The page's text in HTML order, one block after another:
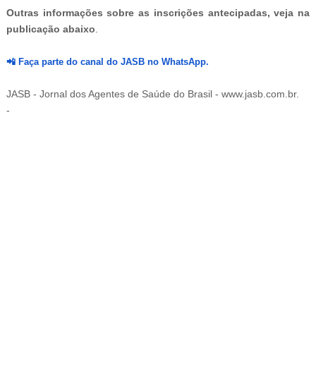
Outras informações sobre as inscrições antecipadas, veja na
publicação abaixo
📲 Faça parte do canal do JASB no WhatsApp.
JASB - Jornal dos Agentes de Saúde do Brasil - www.jasb.com.br.
-